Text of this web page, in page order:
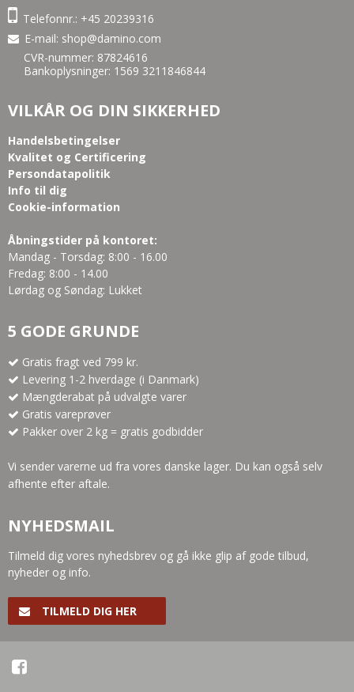
Telefonnr.: +45 20239316
E-mail: shop@damino.com
CVR-nummer: 87824616
Bankoplysninger: 1569 3211846844
VILKÅR OG DIN SIKKERHED
Handelsbetingelser
Kvalitet og Certificering
Persondatapolitik
Info til dig
Cookie-information
Åbningstider på kontoret:
Mandag - Torsdag: 8:00 - 16.00
Fredag: 8:00 - 14.00
Lørdag og Søndag: Lukket
5 GODE GRUNDE
Gratis fragt ved 799 kr.
Levering 1-2 hverdage (i Danmark)
Mængderabat på udvalgte varer
Gratis vareprøver
Pakker over 2 kg = gratis godbidder
Vi sender varerne ud fra vores danske lager. Du kan også selv
afhente efter aftale.
NYHEDSMAIL
Tilmeld dig vores nyhedsbrev og gå ikke glip af gode tilbud,
nyheder og info.
TILMELD DIG HER